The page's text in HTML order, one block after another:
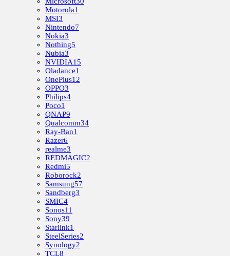
Motorola1
MSI3
Nintendo7
Nokia3
Nothing5
Nubia3
NVIDIA15
Oladance1
OnePlus12
OPPO3
Philips4
Poco1
QNAP9
Qualcomm34
Ray-Ban1
Razer6
realme3
REDMAGIC2
Redmi5
Roborock2
Samsung57
Sandberg3
SMIC4
Sonos11
Sony39
Starlink1
SteelSeries2
Synology2
TCL8